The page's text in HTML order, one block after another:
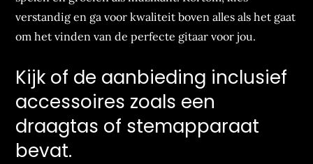
verstandig en ga voor kwaliteit boven alles als het gaat
om het vinden van de perfecte gitaar voor jou.
Kijk of de aanbieding inclusief
accessoires zoals een
draagtas of stemapparaat
bevat.